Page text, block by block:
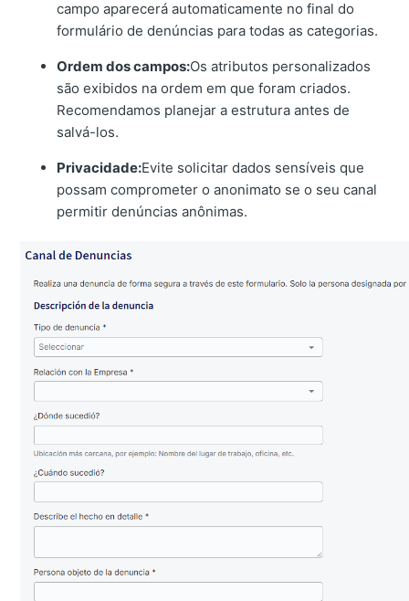
campo aparecerá automaticamente no final do
formulário de denúncias para todas as categorias.
Ordem dos campos:Os atributos personalizados
são exibidos na ordem em que foram criados.
Recomendamos planejar a estrutura antes de
salvá-los.
Privacidade:Evite solicitar dados sensíveis que
possam comprometer o anonimato se o seu canal
permitir denúncias anônimas.